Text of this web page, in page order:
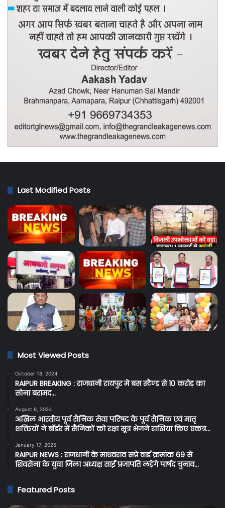
Last Modified Posts
Most Viewed Posts
October 18, 2024
RAIPUR BREAKING : राजधानी रायपुर में बस स्टैण्ड से 10 करोड़ का
सोना बरामद…
August 6, 2024
अखिल भारतीय पूर्व सैनिक सेवा परिषद के पूर्व सैनिक एवं मातृ
शक्तियों ने बॉर्डर में सैनिकों को रक्षा सूत्र भेजने राखियां किए एकत्र…
January 17, 2025
RAIPUR NEWS : राजधानी के माधवराव सप्रे वार्ड क्रमांक 69 से
शिवसेना के युवा जिला अध्यक्ष साईं प्रजापति लड़ेंगे पार्षद चुनाव…
Featured Posts